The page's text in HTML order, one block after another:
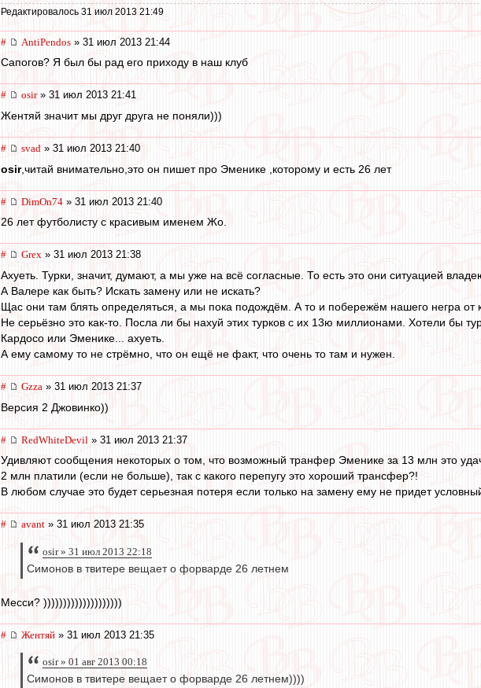
Редактировалось 31 июл 2013 21:49
# AntiPendos » 31 июл 2013 21:44
Сапогов? Я был бы рад его приходу в наш клуб
# osir» 31 июл 2013 21:41
Жентяй значит мы друг друга не поняли)))
# svad » 31 июл 2013 21:40
osir,читай внимательно,это он пишет про Эменике ,которому и есть 26 лет
# DimOn74 » 31 июл 2013 21:40
26 лет футболисту с красивым именем Жо.
# Grex » 31 июл 2013 21:38
Ахуеть. Турки, значит, думают, а мы уже на всё согласные. То есть это они ситуацией
А Валере как быть? Искать замену или не искать?
Щас они там блять определяться, а мы пока подождём. А то и побережём нашего негра от
Не серьёзно это как-то. Посла ли бы нахуй этих турков с их 13ю миллионами. Хотели бы
Кардосо или Эменике... ахуеть.
А ему самому то не стрёмно, что он ещё не факт, что очень то там и нужен.
# Gzza » 31 июл 2013 21:37
Версия 2 Джовинко))
# RedWhiteDevil » 31 июл 2013 21:37
Удивляют сообщения некоторых о том, что возможный транфер Эменике за 13 млн это
2 млн платили (если не больше), так с какого перепугу это хороший трансфер?!
В любом случае это будет серьезная потеря если только на замену ему не придет
# avant » 31 июл 2013 21:35
osir » 31 июл 2013 22:18
Симонов в твитере вещает о форварде 26 летнем
Месси? ))))))))))))))))))))
# Жентяй » 31 июл 2013 21:35
osir » 01 авг 2013 00:18
Симонов в твитере вещает о форварде 26 летнем))))